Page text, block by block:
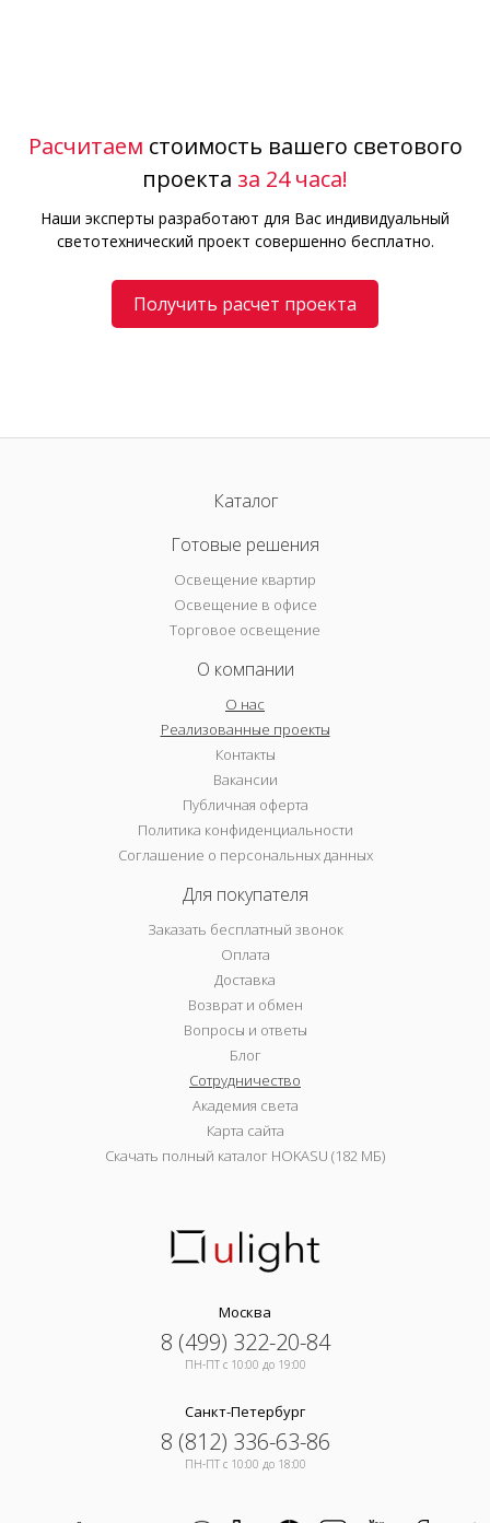
Расчитаем стоимость вашего светового
проекта за 24 часа!
Наши эксперты разработают для Вас индивидуальный
светотехнический проект совершенно бесплатно.
Получить расчет проекта
Каталог
Готовые решения
Освещение квартир
Освещение в офисе
Торговое освещение
О компании
О нас
Реализованные проекты
Контакты
Вакансии
Публичная оферта
Политика конфиденциальности
Соглашение о персональных данных
Для покупателя
Заказать бесплатный звонок
Оплата
Доставка
Возврат и обмен
Вопросы и ответы
Блог
Сотрудничество
Академия света
Карта сайта
Скачать полный каталог HOKASU (182 МБ)
Москва
8 (499) 322-20-84
ПН-ПТ c 10:00 до 19:00
Санкт-Петербург
8 (812) 336-63-86
ПН-ПТ c 10:00 до 18:00